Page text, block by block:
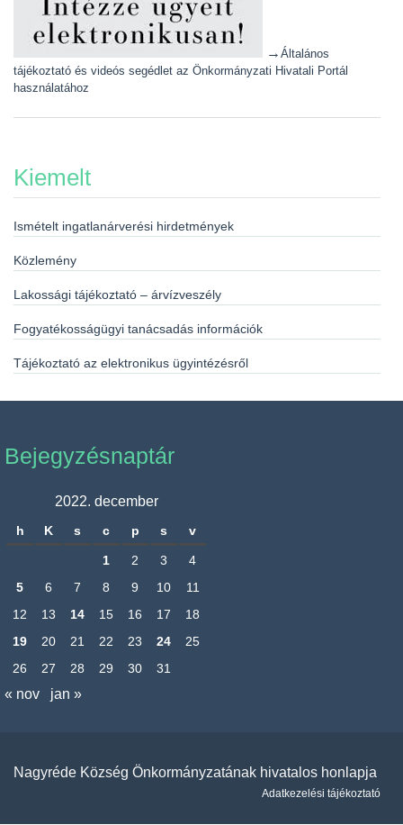
→ Általános
tájékoztató és videós segédlet az Önkormányzati Hivatali Portál
használatához
Kiemelt
Ismételt ingatlanárverési hirdetmények
Közlemény
Lakossági tájékoztató – árvízveszély
Fogyatékosságügyi tanácsadás információk
Tájékoztató az elektronikus ügyintézésről
Bejegyzésnaptár
2022. december
h K s c p s v
1 2 3
4
5
6 7 8 9 10
11
12
13 14 15 16 17
18
19
20 21 22 23 24
25
26
27 28 29 30 31
« nov jan »
Nagyréde Község Önkormányzatának hivatalos honlapja
Adatkezelési tájékoztató